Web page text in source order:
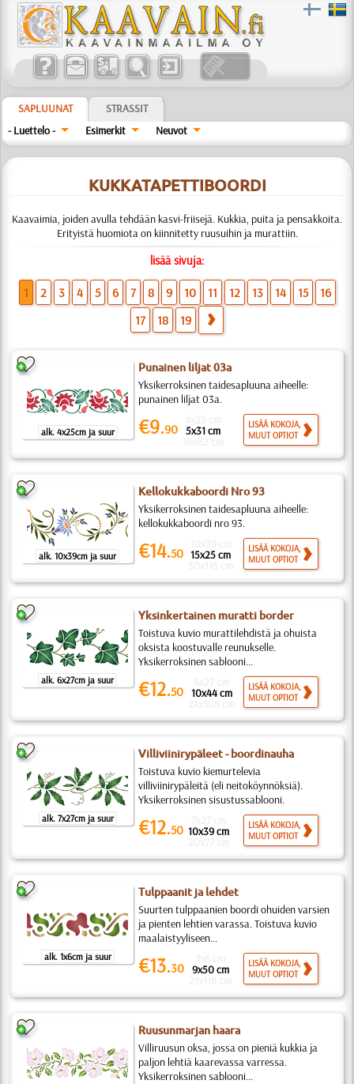
SAPLUUNAT
STRASSIT
- Luettelo -
Esimerkit Neuvot
KUKKATAPETTIBOORDI
Kaavaimia, joiden avulla tehdään kasvi-friisejä. Kukkia, puita ja pensakkoita.
Erityistä huomiota on kiinnitetty ruusuihin ja murattiin.
lisää sivuja:
1 2 3 4 5 6 7 8 9 10 11 12 13 14 15
16
17
18 19
alk. 4x25cm ja suur
Punainen liljat 03a
Yksikerroksinen taidesapluuna aiheelle:
punainen liljat 03a.
€9.90 5x31 cm
LISÄÄ KOKOJA,
MUUT OPTIOT
alk. 10x39cm ja suur
Kellokukkaboordi Nro 93
Yksikerroksinen taidesapluuna aiheelle:
kellokukkaboordi nro 93.
€14.50 15x25 cm
LISÄÄ KOKOJA,
MUUT OPTIOT
alk. 6x27cm ja suur
Yksinkertainen muratti border
Toistuva kuvio murattilehdistä ja ohuista
oksista koostuvalle reunukselle.
Yksikerroksinen sablooni...
€12.50 10x44 cm
LISÄÄ KOKOJA,
MUUT OPTIOT
alk. 7x27cm ja suur
Villiviinirypäleet - boordinauha
Toistuva kuvio kiemurtelevia
villiviinirypäleitä (eli neitoköynnöksiä).
Yksikerroksinen sisustussablooni.
€12.50 10x39 cm
LISÄÄ KOKOJA,
MUUT OPTIOT
alk. 1x6cm ja suur
Tulppaanit ja lehdet
Suurten tulppaanien boordi ohuiden varsien
ja pienten lehtien varassa. Toistuva kuvio
maalaistyyliseen...
€13.30 9x50 cm
LISÄÄ KOKOJA,
MUUT OPTIOT
Ruusunmarjan haara
Villiruusun oksa, jossa on pieniä kukkia ja
paljon lehtiä kaarevassa varressa.
Yksikerroksinen sablooni...